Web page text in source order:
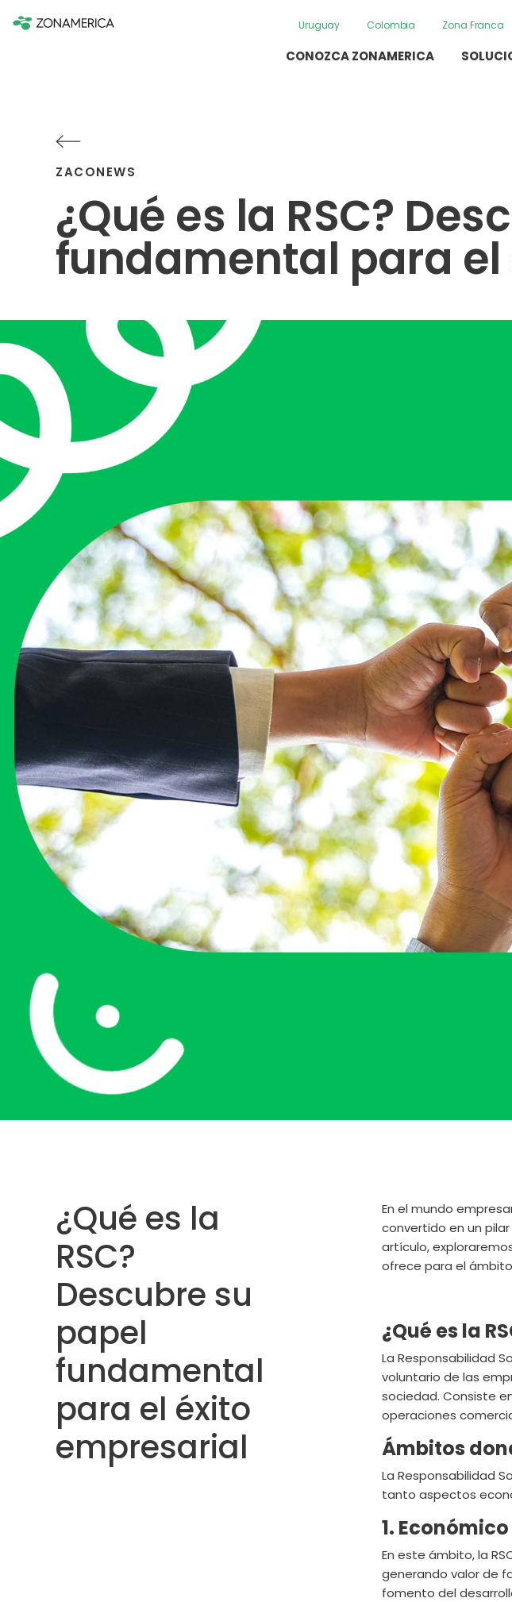
Uruguay Colombia Zona Franca
CONOZCA ZONAMERICA
ZACONEWS
¿Qué es la RSC?
fundamental para
¿Qué es la
RSC?
Descubre su
papel
fundamental
para el éxito
empresarial
En el mundo
convertido en un
artículo,
ofrece para el
¿Qué es la
La Responsabilidad
voluntario de las
sociedad. Consiste
operaciones
Ámbitos
La Responsabilidad
tanto aspectos
1. Económico
En este ámbito, la
generando valor de
fomento del